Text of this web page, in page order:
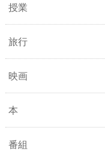
授業
旅行
映画
本
番組